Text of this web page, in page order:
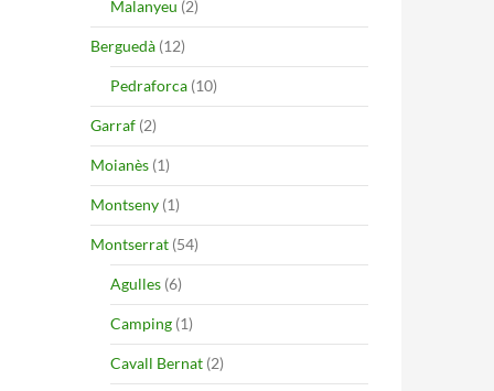
Malanyeu (2)
Berguedà (12)
Pedraforca (10)
Garraf (2)
Moianès (1)
Montseny (1)
Montserrat (54)
Agulles (6)
Camping (1)
Cavall Bernat (2)